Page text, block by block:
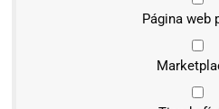
Página web